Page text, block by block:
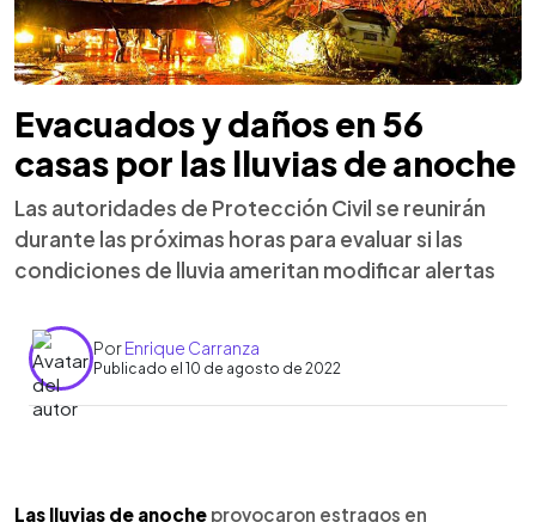
Evacuados y daños en 56
casas por las lluvias de anoche
Las autoridades de Protección Civil se reunirán
durante las próximas horas para evaluar si las
condiciones de lluvia ameritan modificar alertas
PorEnrique Carranza
Publicado el 10 de agosto de 2022
► Escuchar artículo
Las lluvias de anoche provocaron estragos en